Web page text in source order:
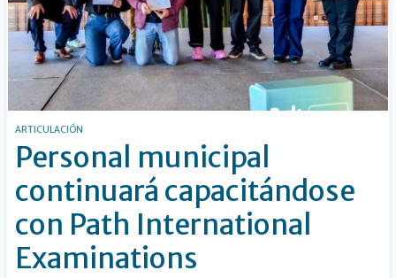
ARTICULACIÓN
Personal municipal
continuará capacitándose
con Path International
Examinations